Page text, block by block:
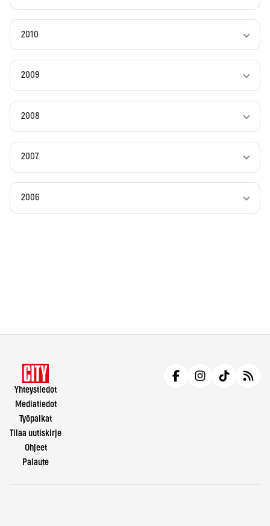
2010
2009
2008
2007
2006
Yhteystiedot
Mediatiedot
Työpaikat
Tilaa uutiskirje
Ohjeet
Palaute